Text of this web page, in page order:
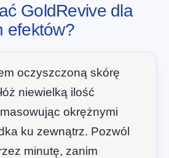
GoldRevive dla
efektów?
oczyszczoną skórę
niewielką ilość
okrężnymi
ku zewnątrz. Pozwól
minutę, zanim